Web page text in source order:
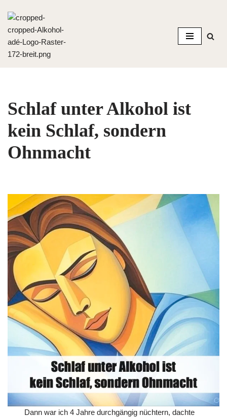
Zum
Inhalt
springen
Schlaf unter Alkohol ist
kein Schlaf, sondern
Ohnmacht
Dann war ich 4 Jahre durchgängig nüchtern, dachte